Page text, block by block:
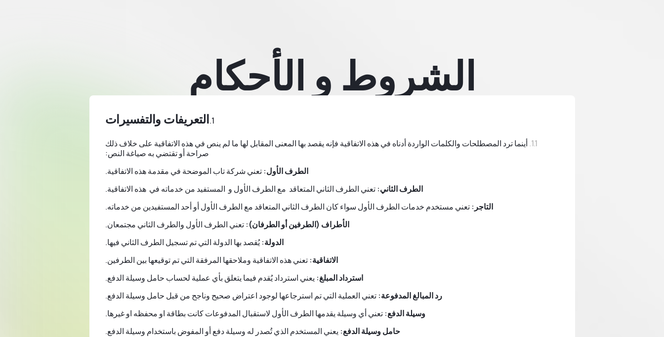
الشروط و الأحكام
التعريفات والتفسيرات
أينما ترد المصطلحات والكلمات الواردة أدناه في هذه الاتفاقية فإنه يقصد بها المعنى المقابل لها ما لم ينص في هذه الاتفاقية على خلاف ذلك
صراحة أو تقتضي به صياغة النص:
الطرف الأول:تعني شركة تاب الموضحة في مقدمة هذه الاتفاقية.
الطرف الثاني:تعني الطرف الثاني المتعاقد مع الطرف الأول و المستفيد من خدماته في هذه الاتفاقية.
التاجر: تعني مستخدم خدمات الطرف الأول سواء كان الطرف الثاني المتعاقد مع الطرف الأول أو أحد المستفيدين من خدماته.
الأطراف (الطرفين أو الطرفان): تعني الطرف الأول والطرف الثاني مجتمعان.
الدولة:يُقصد بها الدولة التي تم تسجيل الطرف الثاني فيها.
الاتفاقية: تعني هذه الاتفاقية وملاحقها المرفقة التي تم توقيعها بين الطرفين.
استرداد المبلغ: يعني استرداد يُقدم فيما يتعلق بأي عملية لحساب حامل وسيلة الدفع.
رد المبالغ المدفوعة: تعني العملية التي تم استرجاعها لوجود اعتراض صحيح وناجح من قبل حامل وسيلة الدفع.
وسيلة الدفع: تعني أي وسيلة يقدمها الطرف الأول لاستقبال المدفوعات كانت بطاقة او محفظه او غيرها.
حامل وسيلة الدفع: يعني المستخدم الذي تُصدر له وسيلة دفع أو المفوض باستخدام وسيلة الدفع.